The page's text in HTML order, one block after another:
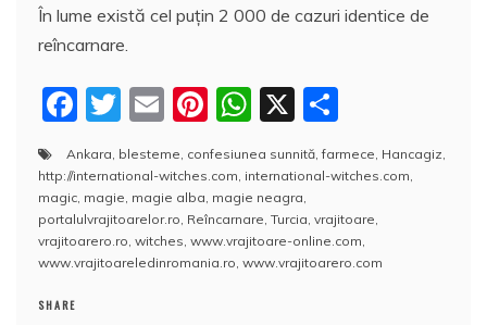
În lume există cel puţin 2 000 de cazuri identice de
reîncarnare.
F
a
c
e
b
o
T
w
itt
er
E
ai
l
Pi
nt
er
e
st
W
at
s
A
p
X
rt
aj
e
a
Ankara, blesteme, confesiunea sunnită,farmece, Hancagiz,
http://international-witches.com, international-witches.com,
magic, magie, magie alba, magie neagra,
portalulvrajitoarelor.ro, Reîncarnare, Turcia, vrajitoare,
vrajitoarero.ro, witches, www.vrajitoare-online.com,
www.vrajitoareledinromania.ro, www.vrajitoarero.com
SHARE